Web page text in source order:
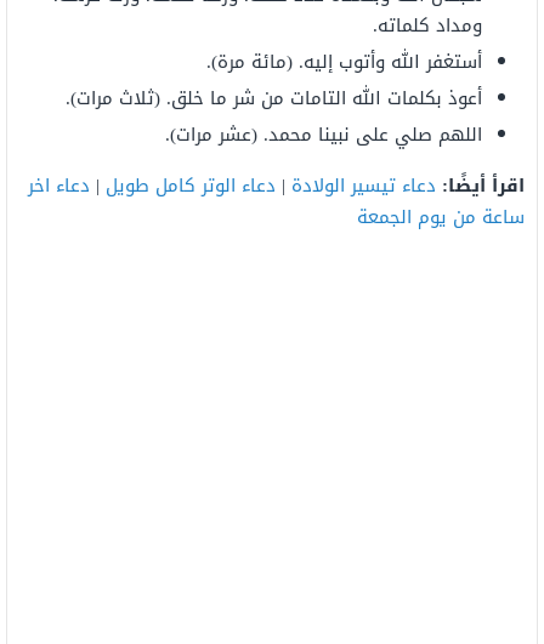
ومداد كلماته.
أستغفر الله وأتوب إليه. (مائة مرة).
أعوذ بكلمات الله التامات من شر ما خلق. (ثلاث مرات).
اللهم صلي على نبينا محمد. (عشر مرات).
اقرأ أيضًا: دعاء تيسير الولادة | دعاء الوتر كامل طويل | دعاء اخر
ساعة من يوم الجمعة